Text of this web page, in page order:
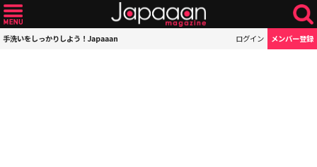
手洗いをしっかりしよう！Japaaan ログイン メンバー登録